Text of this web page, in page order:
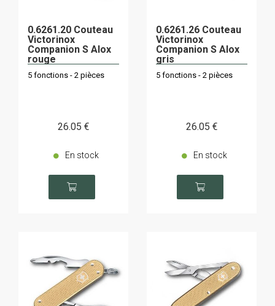
0.6261.20 Couteau
Victorinox
Companion S Alox
rouge
5 fonctions - 2 pièces
26.05 €
En stock
0.6261.26 Couteau
Victorinox
Companion S Alox
gris
5 fonctions - 2 pièces
26.05 €
En stock